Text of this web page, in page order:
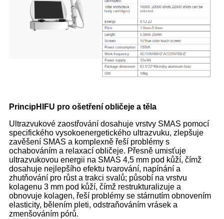
PrincipHIFU pro ošetření obličeje a těla
Ultrazvukové zaostřování dosahuje vrstvy SMAS pomocí
specifického vysokoenergetického ultrazvuku, zlepšuje
zavěšení SMAS a komplexně řeší problémy s
ochabováním a relaxací obličeje. Přesně umisťuje
ultrazvukovou energii na SMAS 4,5 mm pod kůží, čímž
dosahuje nejlepšího efektu tvarování, napínání a
zhutňování pro růst a trakci svalů; působí na vrstvu
kolagenu 3 mm pod kůží, čímž restrukturalizuje a
obnovuje kolagen, řeší problémy se stárnutím obnovením
elasticity, bělením pleti, odstraňováním vrásek a
zmenšováním pórů.